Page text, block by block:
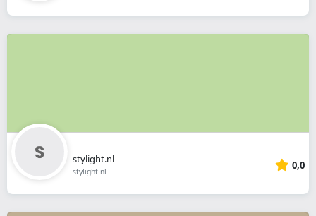
stylight.nl
stylight.nl 0,0